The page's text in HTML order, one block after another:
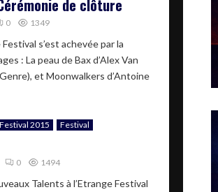
de clôture
0 1349
s’est achevée par la
: La peau de Bax d’Alex Van
et Moonwalkers d’Antoine
2015 Festival
0 1494
Talents à l’Etrange Festival